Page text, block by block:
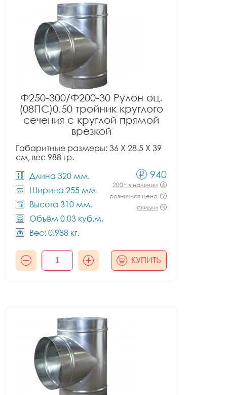
Ф250-300/Ф200-30 Рулон оц.
(08ПС)0.50 тройник круглого
сечения с круглой прямой
врезкой
Габаритные размеры: 36 X 28.5 X 39
см, вес 988 гр.
Длина 320 мм.
Ширина 255 мм.
Высота 310 мм.
Объём 0.03 куб.м.
Вес: 0.988 кг.
940
200+ в наличии
розничная цена
скидки
КУПИТЬ